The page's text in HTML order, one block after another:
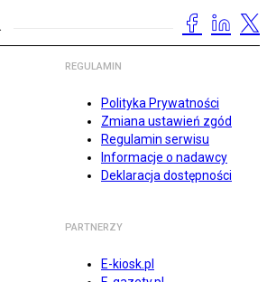
REGULAMIN
Polityka Prywatności
Zmiana ustawień zgód
Regulamin serwisu
Informacje o nadawcy
Deklaracja dostępności
PARTNERZY
E-kiosk.pl